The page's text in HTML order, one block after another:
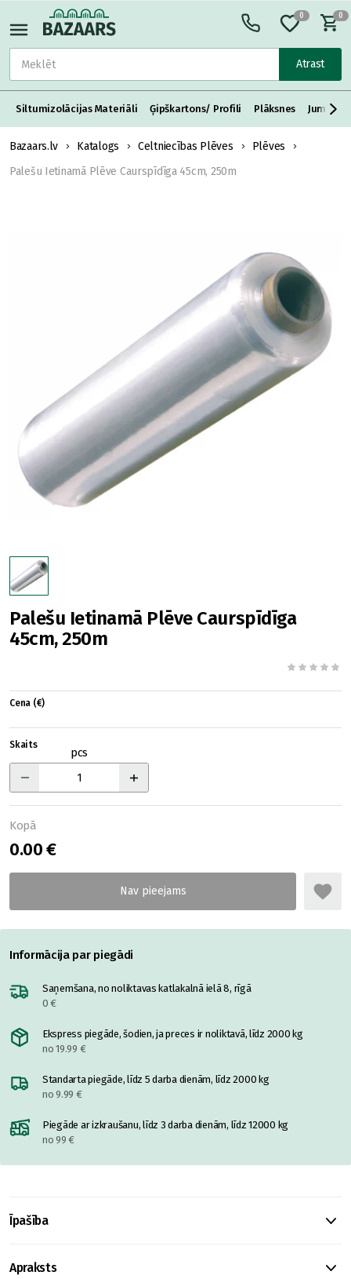
Atrast
0 0
Siltumizolācijas Materiāli Ģipškartons/ Profili Plāksnes Jumta
Bazaars.lv Katalogs Celtniecības Plēves
Plēves
Palešu Ietinamā Plēve Caurspīdīga 45cm, 250m
Palešu Ietinamā Plēve Caurspīdīga
45cm, 250m
Cena (€)
Skaits
pcs
Kopā
0.00 €
Informācija par piegādi
Saņemšana, no noliktavas katlakalnā ielā 8, rīgā
0 €
Ekspress piegāde, šodien, ja preces ir noliktavā, līdz 2000 kg
no 19.99 €
Standarta piegāde, līdz 5 darba dienām, līdz 2000 kg
no 9.99 €
Piegāde ar izkraušanu, līdz 3 darba dienām, līdz 12000 kg
no 99 €
Īpašība
Apraksts